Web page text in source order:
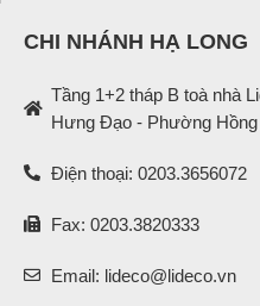
CHI NHÁNH HẠ LONG
Tầng 1+2 tháp B toà nhà
Hưng Đạo - Phường
Điện thoại: 0203.3656072
Fax: 0203.3820333
Email: lideco@lideco.vn